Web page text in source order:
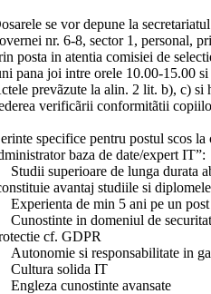
se vor depune la
nr. 6-8, sector 1, personal,
posta in atentia comisiei de
pana joi intre orele 10.00-15.00
prevãzute la alin. 2 lit. b), c)
verificãrii conformitãtii
specifice pentru postul scos la
baza de date/expert IT”:
Studii superioare de lunga durata
avantaj studiile si
Experienta de min 5 ani pe un
Cunostinte in domeniul de
cf. GDPR
Autonomie si responsabilitate in
Cultura solida IT
Engleza cunostinte avansate